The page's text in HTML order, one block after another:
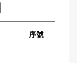
序號